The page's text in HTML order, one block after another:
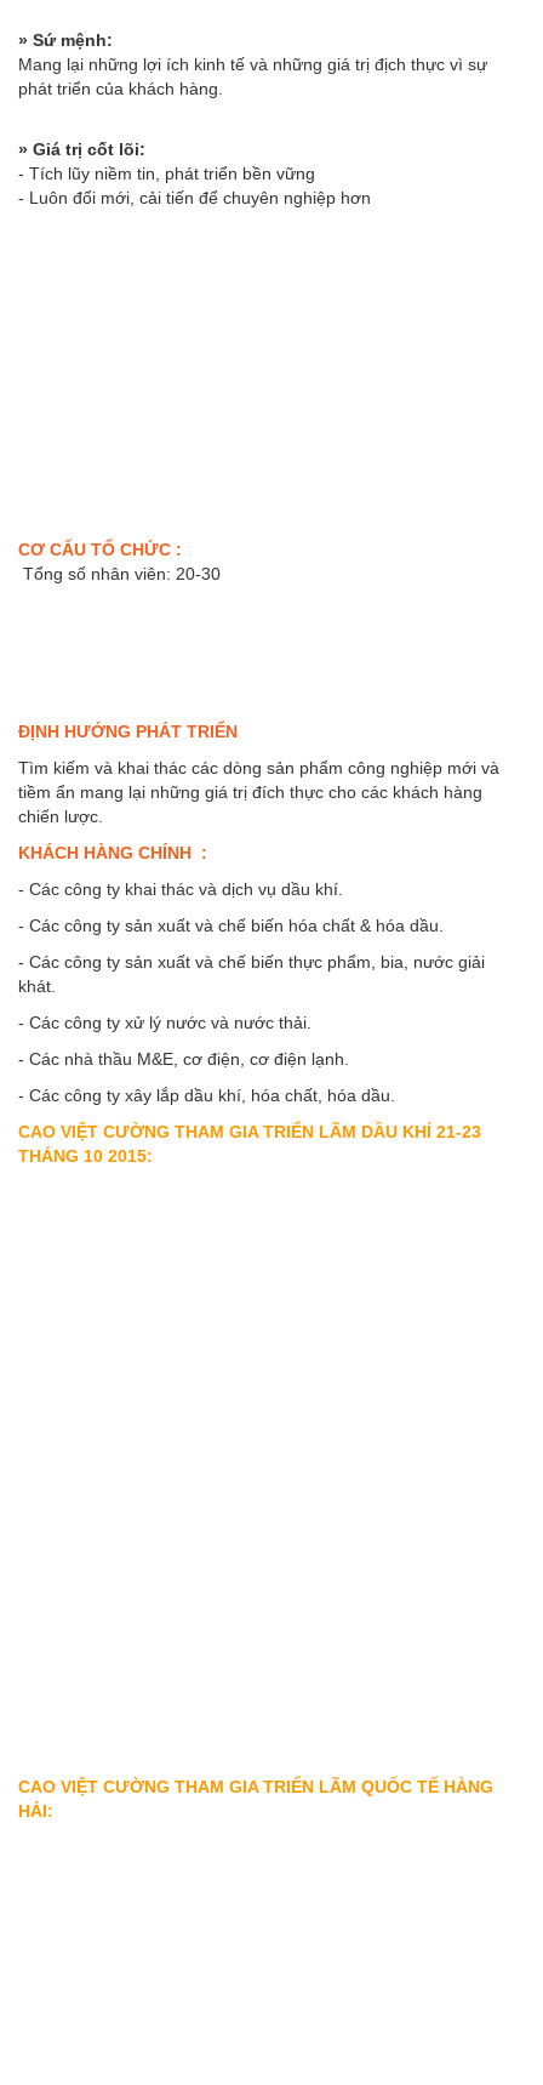
» Sứ mệnh:
Mang lại những lợi ích kinh tế và những giá trị địch thực vì sự
phát triển của khách hàng.
» Giá trị cốt lõi:
- Tích lũy niềm tin, phát triển bền vững
- Luôn đổi mới, cải tiến để chuyên nghiệp hơn
CƠ CẤU TỔ CHỨC :
Tổng số nhân viên: 20-30
ĐỊNH HƯỚNG PHÁT TRIỂN
Tìm kiếm và khai thác các dòng sản phẩm công nghiệp mới và
tiềm ẩn mang lại những giá trị đích thực cho các khách hàng
chiến lược.
KHÁCH HÀNG CHÍNH :
- Các công ty khai thác và dịch vụ dầu khí.
- Các công ty sản xuất và chế biến hóa chất & hóa dầu.
- Các công ty sản xuất và chế biến thực phẩm , bia, nước giải
khát.
- Các công ty xử lý nước và nước thải.
- Các nhà thầu M&E, cơ điện, cơ điện lạnh.
- Các công ty xây lắp dầu khí, hóa chất, hóa dầu.
CAO VIỆT CƯỜNG THAM GIA TRIỂN LÃM DẦU KHÍ 21-23
THÁNG 10 2015:
CAO VIỆT CƯỜNG THAM GIA TRIỂN LÃM QUỐC TẾ HÀNG
HẢI: